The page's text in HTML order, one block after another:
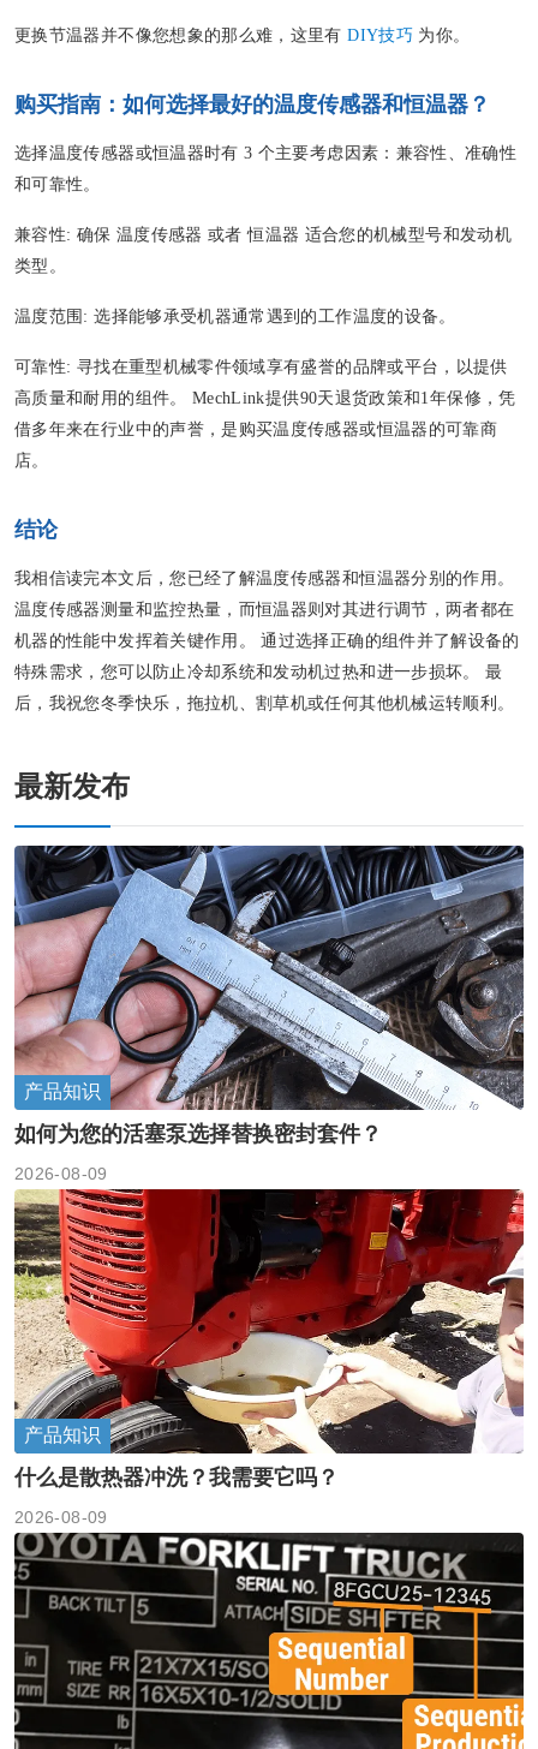
更换节温器并不像您想象的那么难，这里有DIY技巧 为你。
购买指南：如何选择最好的温度传感器和恒温器？
选择温度传感器或恒温器时有 3 个主要考虑因素：兼容性、准确性
和可靠性。
兼容性: 确保 温度传感器 或者恒温器 适合您的机械型号和发动机
类型。
温度范围 : 选择能够承受机器通常遇到的工作温度的设备。
可靠性: 寻找在重型机械零件领域享有盛誉的品牌或平台，以提供
高质量和耐用的组件。 MechLink提供90天退货政策和1年保修，凭
借多年来在行业中的声誉，是购买温度传感器或恒温器的可靠商
店。
结论
我相信读完本文后，您已经了解温度传感器和恒温器分别的作用。
温度传感器测量和监控热量，而恒温器则对其进行调节，两者都在
机器的性能中发挥着关键作用。 通过选择正确的组件并了解设备的
特殊需求，您可以防止冷却系统和发动机过热和进一步损坏。 最
后，我祝您冬季快乐，拖拉机、割草机或任何其他机械运转顺利。
最新发布
产品知识
如何为您的活塞泵选择替换密封套件？
2026-08-09
产品知识
什么是散热器冲洗？我需要它吗？
2026-08-09